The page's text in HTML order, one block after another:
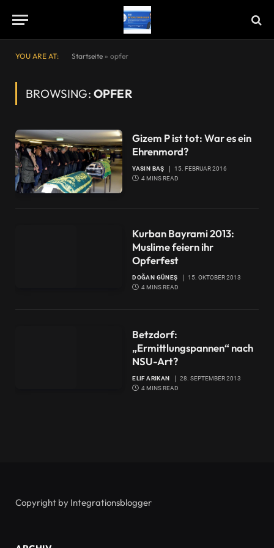
YOU ARE AT: Startseite » opfer
BROWSING: OPFER
Gizem P ist tot: War es ein
Ehrenmord?
YASIN BAŞ
15. FEBRUAR 2016
4 MINS READ
Kurban Bayrami 2013:
Muslime feiern ihr
Opferfest
DOĞAN GÜNEŞ
15. OKTOBER 2013
4 MINS READ
Betzdorf:
„Ermittlungspannen“ nach
NSU-Art?
ELIF ARIKAN
28. SEPTEMBER 2013
4 MINS READ
Copyright by Integrationsblogger